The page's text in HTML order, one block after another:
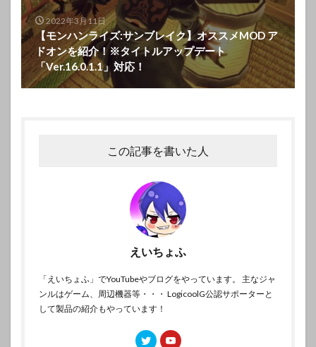
2022年3月11日
【モンハンライズ:サンブレイク】オススメMOD ア
ドオンを紹介！※タイトルアップデート
「Ver.16.0.1.1」対応！
この記事を書いた人
えいちょふ
「えいちょふ」でYouTubeやブログをやっています。 主なジャ
ンルはゲーム、周辺機器等・・・ LogicoolG公認サポーターと
して製品の紹介もやっています！